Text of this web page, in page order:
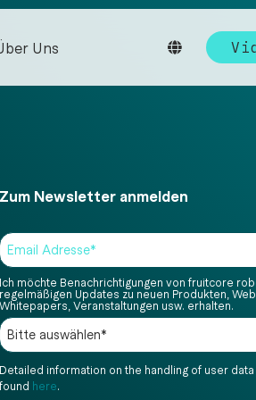
ECOSYSTEM
Roboterzubehör und
mehr
und Komplettlösungen für den
erfolgreichen Robotereinsatz.
KI ins System — versteht Prozesse,
über Agenten.
Branchen unsere Robotiklösungen
zur Serienproduktion.
→
& Case Studies
& Guides
Industrieroboter?
Uns
Zum Newsletter anmelden
Ich möchte Benachrichtigungen von fruitcore
regelmäßigen Updates zu neuen Produkten,
Whitepapers, Veranstaltungen usw. erhalten.
Detailed information on the handling of user
found here.